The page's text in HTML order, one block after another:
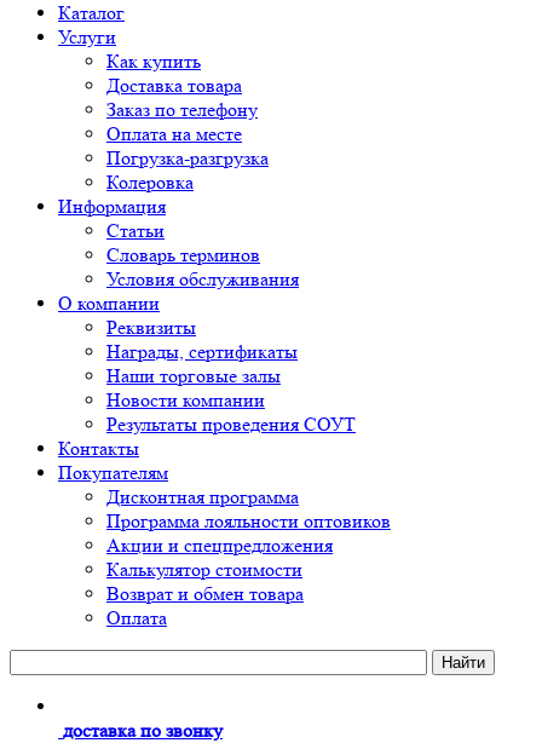
Каталог
Услуги
Как купить
Доставка товара
Заказ по телефону
Оплата на месте
Погрузка-разгрузка
Колеровка
Информация
Статьи
Словарь терминов
Условия обслуживания
О компании
Реквизиты
Награды, сертификаты
Наши торговые залы
Новости компании
Результаты проведения СОУТ
Контакты
Покупателям
Дисконтная программа
Программа лояльности оптовиков
Акции и спецпредложения
Калькулятор стоимости
Возврат и обмен товара
Оплата
доставка по звонку